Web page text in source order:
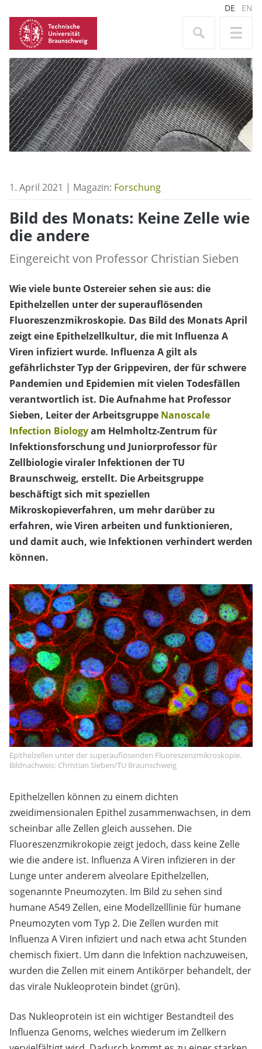
DE EN
1. April 2021 | Magazin: Forschung
Bild des Monats: Keine Zelle wie
die andere
Eingereicht von Professor Christian Sieben
Wie viele bunte Ostereier sehen sie aus: die
Epithelzellen unter der superauflösenden
Fluoreszenzmikroskopie. Das Bild des Monats April
zeigt eine Epithelzellkultur, die mit Influenza A
Viren infiziert wurde. Influenza A gilt als
gefährlichster Typ der Grippeviren, der für schwere
Pandemien und Epidemien mit vielen Todesfällen
verantwortlich ist. Die Aufnahme hat Professor
Sieben, Leiter der Arbeitsgruppe Nanoscale
Infection Biologyam Helmholtz-Zentrum für
Infektionsforschung und Juniorprofessor für
Zellbiologie viraler Infektionen der TU
Braunschweig, erstellt. Die Arbeitsgruppe
beschäftigt sich mit speziellen
Mikroskopieverfahren, um mehr darüber zu
erfahren, wie Viren arbeiten und funktionieren,
und damit auch, wie Infektionen verhindert werden
können.
Epithelzellen unter der superauflösenden Fluoreszenzmikroskopie.
Bildnachweis: Christian Sieben/TU Braunschweig
Epithelzellen können zu einem dichten
zweidimensionalen Epithel zusammenwachsen, in dem
scheinbar alle Zellen gleich aussehen. Die
Fluoreszenzmikrokopie zeigt jedoch, dass keine Zelle
wie die andere ist. Influenza A Viren infizieren in der
Lunge unter anderem alveolare Epithelzellen,
sogenannte Pneumozyten. Im Bild zu sehen sind
humane A549 Zellen, eine Modellzelllinie für humane
Pneumozyten vom Typ 2. Die Zellen wurden mit
Influenza A Viren infiziert und nach etwa acht Stunden
chemisch fixiert. Um dann die Infektion nachzuweisen,
wurden die Zellen mit einem Antikörper behandelt, der
das virale Nukleoprotein bindet (grün).
Das Nukleoprotein ist ein wichtiger Bestandteil des
Influenza Genoms, welches wiederum im Zellkern